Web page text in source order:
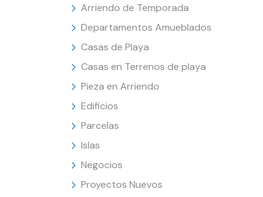
Arriendo de Temporada
Departamentos Amueblados
Casas de Playa
Casas en Terrenos de playa
Pieza en Arriendo
Edificios
Parcelas
Islas
Negocios
Proyectos Nuevos